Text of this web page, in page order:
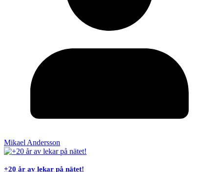
Mikael Andersson
+20 år av lekar på nätet!